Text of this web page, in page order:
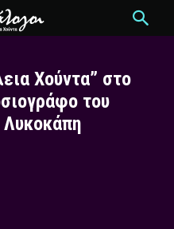
Χούντα” στο
του
Λυκοκάπη